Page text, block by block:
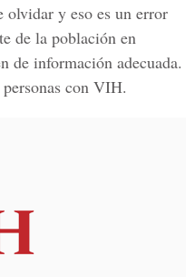
olvidar y eso es un error
de la población en
de información adecuada.
con VIH.